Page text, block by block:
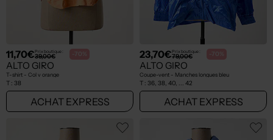
11,70€Prix boutique :
39,00€ -70%
ALTO GIRO
T-shirt - Col v orange
T : 38
ACHAT EXPRESS
23,70€Prix boutique :
79,00€ -70%
ALTO GIRO
Coupe-vent - Manches longues bleu
T : 36, 38, 40, ... 42
ACHAT EXPRESS